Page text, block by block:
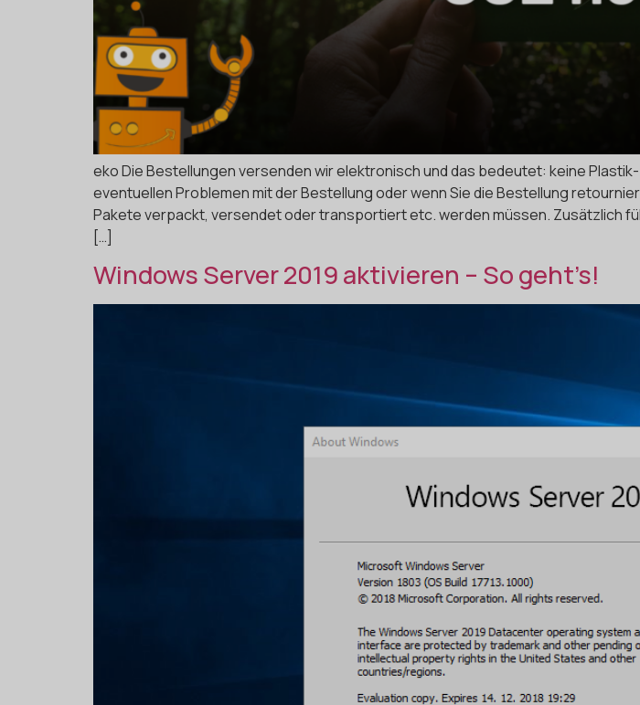
eko Die Bestellungen versenden wir elektronisch und das bedeutet: keine
eventuellen Problemen mit der Bestellung oder wenn Sie die Bestellung
Pakete verpackt, versendet oder transportiert etc. werden müssen. Zusätzlich
[…]
Windows Server 2019 aktivieren – So geht’s!